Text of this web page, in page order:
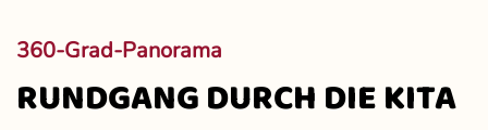
360-Grad-Panorama
RUNDGANG DURCH DIE KITA